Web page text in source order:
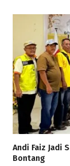
Andi Faiz Jadi
Bontang